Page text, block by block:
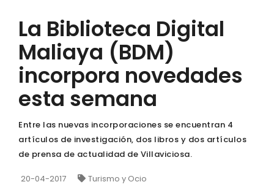
La Biblioteca Digital
Maliaya (BDM)
incorpora novedades
esta semana
Entre las nuevas incorporaciones se encuentran 4
artículos de investigación, dos libros y dos artículos
de prensa de actualidad de Villaviciosa.
20-04-2017 Turismo y Ocio